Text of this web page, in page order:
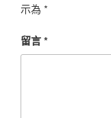
示為 *
留言*